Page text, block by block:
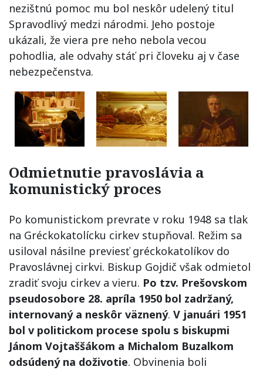
nezištnú pomoc mu bol neskôr udelený titul
Spravodlivý medzi národmi. Jeho postoje
ukázali, že viera pre neho nebola vecou
pohodlia, ale odvahy stáť pri človeku aj v čase
nebezpečenstva.
Odmietnutie pravoslávia a
komunistický proces
Po komunistickom prevrate v roku 1948 sa tlak
na Gréckokatolícku cirkev stupňoval. Režim sa
usiloval násilne previesť gréckokatolíkov do
Pravoslávnej cirkvi. Biskup Gojdič však odmietol
zradiť svoju cirkev a vieru. Po tzv. Prešovskom
pseudosobore 28. apríla 1950 bol zadržaný,
internovaný a neskôr väznený. V januári 1951
bol v politickom procese spolu s biskupmi
Jánom Vojtaššákom a Michalom Buzalkom
odsúdený na doživotie. Obvinenia boli